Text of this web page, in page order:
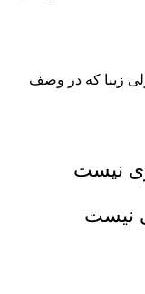
زیبا که در وصف
نیست
نیست